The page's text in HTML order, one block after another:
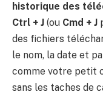
historique des
Ctrl + J (ou Cmd + J
des fichiers
le nom, la date et
comme votre petit
sans les taches de